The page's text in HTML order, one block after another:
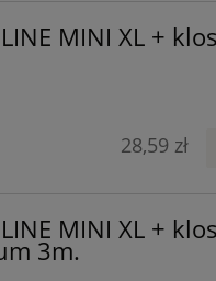
MINI XL +
28,59 zł
MINI XL +
3m.